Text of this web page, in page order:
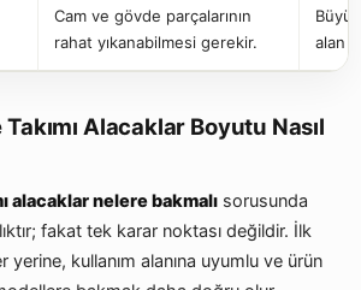
Cam ve gövde parçalarının
rahat yıkanabilmesi gerekir.
alan
Alacaklar Boyutu Nasıl
alacaklar nelere bakmalı sorusunda
fakat tek karar noktası değildir. İlk
yerine, kullanım alanına uyumlu ve ürün